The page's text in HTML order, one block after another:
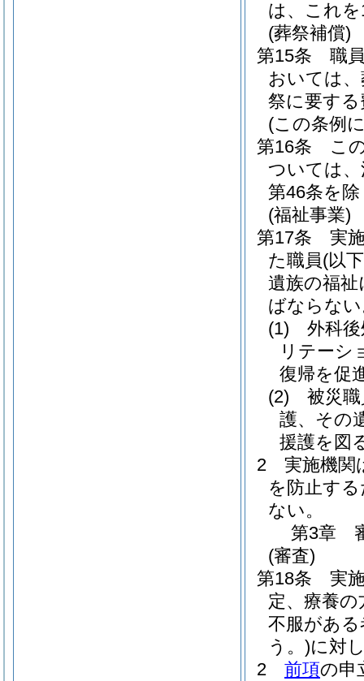
は、これ
(葬祭補償)
第15条
職
おいては
祭に要す
(この条例
第16条
こ
ついては
第46条を
(福祉事業)
第17条
実
た職員(以
遺族の福
ばならな
(1)
外科
リテーシ
復帰を促
(2)
被災
護、その
援護を図
2
実施機関
を防止す
ない。
第3章
(審査)
第18条
実
定、療養
不服がある
う。)に対
2
前項の申